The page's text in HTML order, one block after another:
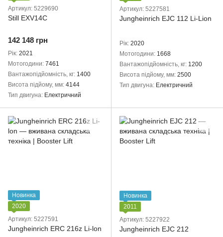
Артикул: 5229690
Still EXV14C
142 148 грн
Рік 2021
Мотогодини 7461
Вантажопідйомність, кг 1400
Висота підйому, мм 4144
Тип двигуна Електричний
Артикул: 5227581
Jungheinrich EJC 112 Li-Lion
Рік 2020
Мотогодини 1668
Вантажопідйомність, кг 1200
Висота підйому, мм 2500
Тип двигуна Електричний
Новинка
2020
Артикул: 5227591
Jungheinrich ERC 216z Li-lon
Новинка
2011
Артикул: 5227922
Jungheinrich EJC 212